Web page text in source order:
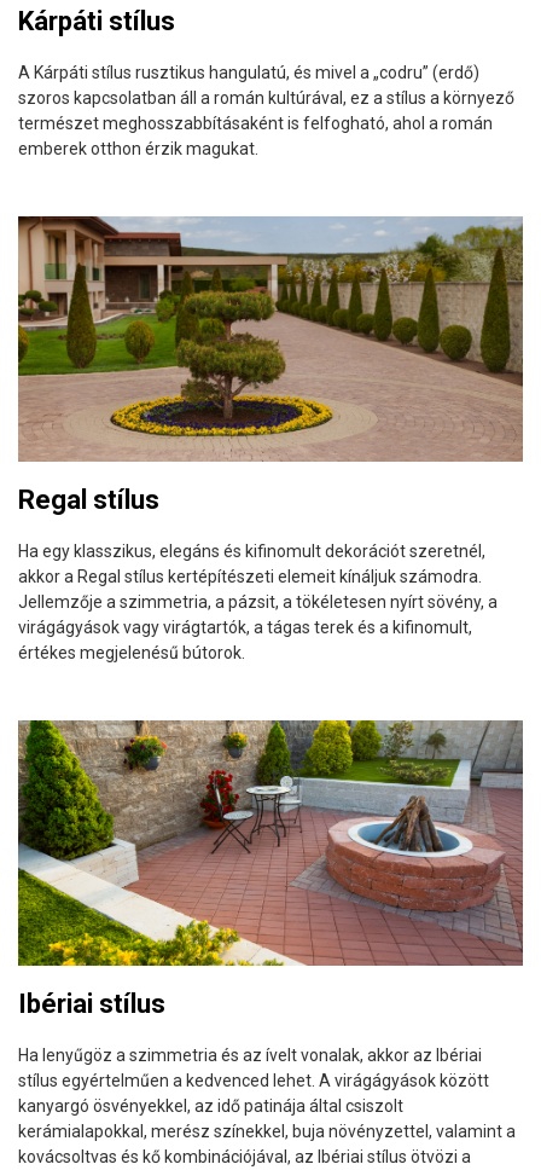
Kárpáti stílus
A Kárpáti stílus rusztikus hangulatú, és mivel a „codru” (erdő)
szoros kapcsolatban áll a román kultúrával, ez a stílus a környező
természet meghosszabbításaként is felfogható, ahol a román
emberek otthon érzik magukat.
Regal stílus
Ha egy klasszikus, elegáns és kifinomult dekorációt szeretnél,
akkor a Regal stílus kertépítészeti elemeit kínáljuk számodra.
Jellemzője a szimmetria, a pázsit, a tökéletesen nyírt sövény, a
virágágyások vagy virágtartók, a tágas terek és a kifinomult,
értékes megjelenésű bútorok.
Ibériai stílus
Ha lenyűgöz a szimmetria és az ívelt vonalak, akkor az Ibériai
stílus egyértelműen a kedvenced lehet. A virágágyások között
kanyargó ösvényekkel, az idő patinája által csiszolt
kerámialapokkal, merész színekkel, buja növényzettel, valamint a
kovácsoltvas és kő kombinációjával, az Ibériai stílus ötvözi a